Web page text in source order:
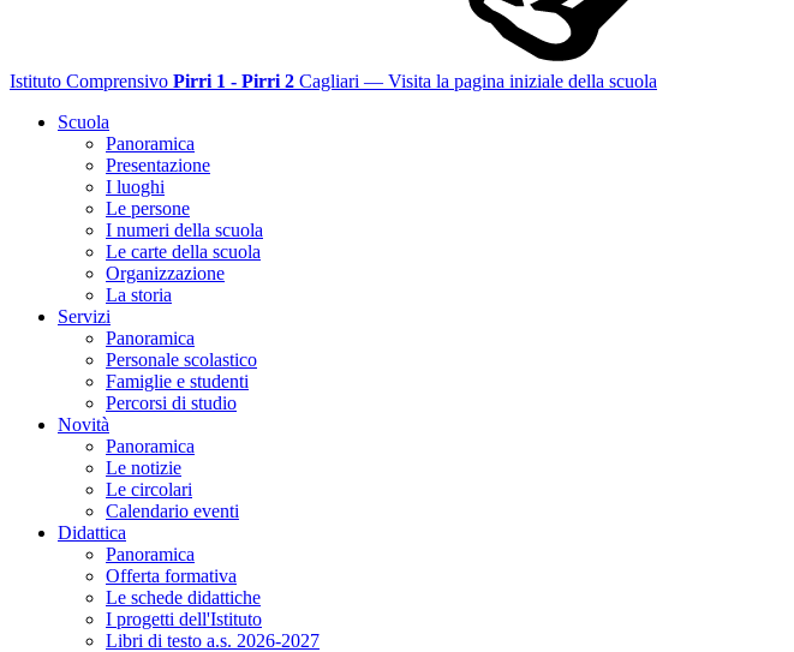
Istituto Comprensivo Pirri 1 - Pirri 2 Cagliari — Visita la pagina iniziale della scuola
Scuola
Panoramica
Presentazione
I luoghi
Le persone
I numeri della scuola
Le carte della scuola
Organizzazione
La storia
Servizi
Panoramica
Personale scolastico
Famiglie e studenti
Percorsi di studio
Novità
Panoramica
Le notizie
Le circolari
Calendario eventi
Didattica
Panoramica
Offerta formativa
Le schede didattiche
I progetti dell'Istituto
Libri di testo a.s. 2026-2027